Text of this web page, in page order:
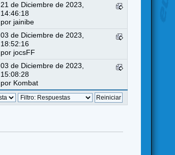
21 de Diciembre de 2023,
14:46:18
por jainibe
03 de Diciembre de 2023,
18:52:16
por jocsFF
03 de Diciembre de 2023,
15:08:28
por Kombat